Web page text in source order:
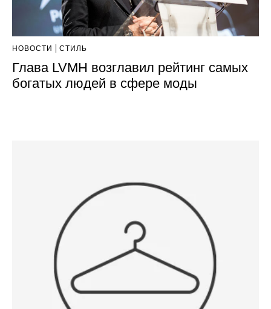
НОВОСТИ СТИЛЬ
Глава LVMH возглавил рейтинг самых
богатых людей в сфере моды